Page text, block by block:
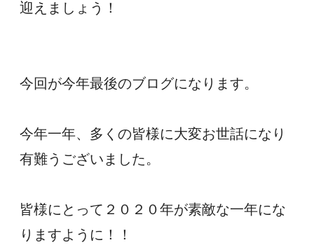
迎えましょう！
今回が今年最後のブログになります。
今年一年、多くの皆様に大変お世話になり
有難うございました。
皆様にとって２０２０年が素敵な一年にな
りますように！！